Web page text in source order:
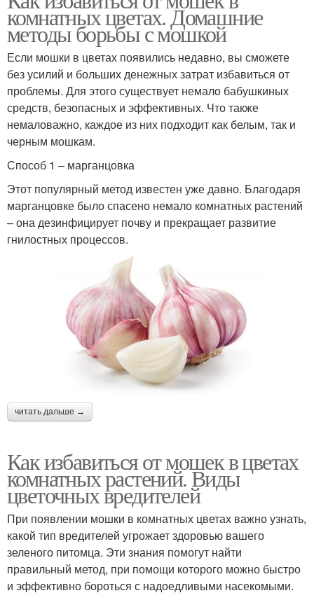
комнатных цветах. Домашние
методы борьбы с мошкой
Если мошки в цветах появились недавно, вы сможете
без усилий и больших денежных затрат избавиться от
проблемы. Для этого существует немало бабушкиных
средств, безопасных и эффективных. Что также
немаловажно, каждое из них подходит как белым, так и
черным мошкам.
Способ 1 – марганцовка
Этот популярный метод известен уже давно. Благодаря
марганцовке было спасено немало комнатных растений
– она дезинфицирует почву и прекращает развитие
гнилостных процессов.
читать дальше →
Как избавиться от мошек в цветах
комнатных растений. Виды
цветочных вредителей
При появлении мошки в комнатных цветах важно узнать,
какой тип вредителей угрожает здоровью вашего
зеленого питомца. Эти знания помогут найти
правильный метод, при помощи которого можно быстро
и эффективно бороться с надоедливыми насекомыми.